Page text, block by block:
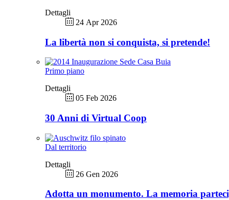
Dettagli
24 Apr 2026
La libertà non si conquista, si pretende!
Primo piano
Dettagli
05 Feb 2026
30 Anni di Virtual Coop
Dal territorio
Dettagli
26 Gen 2026
Adotta un monumento. La memoria